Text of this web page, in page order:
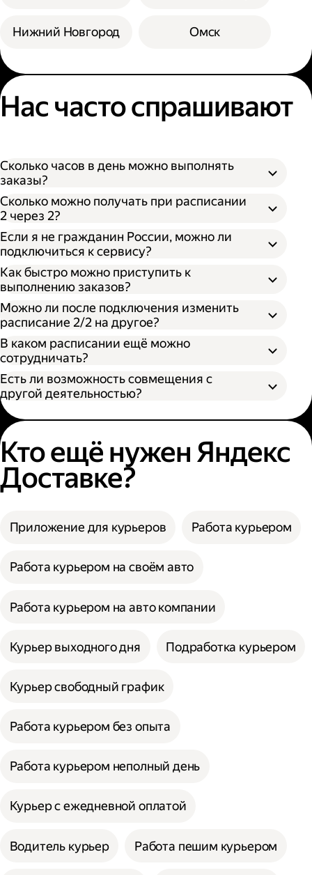
Нижний Новгород Омск
Нас часто спрашивают
Сколько часов в день можно выполнять
заказы?
Сколько можно получать при расписании
2 через 2?
Если я не гражданин России, можно ли
подключиться к сервису?
Как быстро можно приступить к
выполнению заказов?
Можно ли после подключения изменить
расписание 2/2 на другое?
В каком расписании ещё можно
сотрудничать?
Есть ли возможность совмещения с
другой деятельностью?
Кто ещё нужен Яндекс
Доставке?
Приложение для курьеров Работа курьером
Работа курьером на своём авто
Работа курьером на авто компании
Курьер выходного дня Подработка курьером
Курьер свободный график
Работа курьером без опыта
Работа курьером неполный день
Курьер с ежедневной оплатой
Водитель курьер Работа пешим курьером